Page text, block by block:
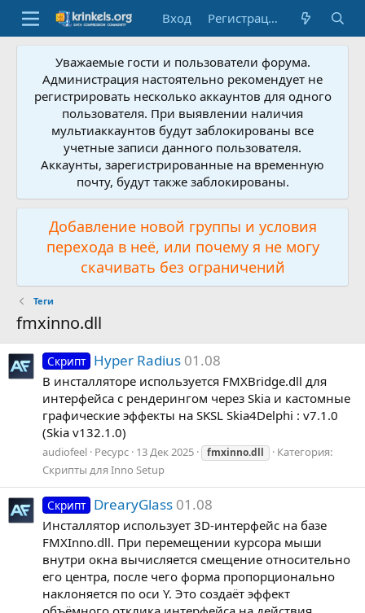
Вход Регистрация
Уважаемые гости и пользователи форума.
Администрация настоятельно рекомендует не
регистрировать несколько аккаунтов для одного
пользователя. При выявлении наличия
мультиаккаунтов будут заблокированы все
учетные записи данного пользователя.
Аккаунты, зарегистрированные на временную
почту, будут также заблокированы.
Добавление новой группы и условия
перехода в неё, или почему я не могу
скачивать без ограничений
Теги
fmxinno.dll
Скрипт Hyper Radius 01.08
В инсталляторе используется FMXBridge.dll для
интерфейса с рендерингом через Skia и кастомные
графические эффекты на SKSL Skia4Delphi : v7.1.0
(Skia v132.1.0)
audiofeel Ресурс 13 Дек 2025 fmxinno.dll
Категория:
Скрипты для Inno Setup
Скрипт DrearyGlass 01.08
Инсталлятор использует 3D-интерфейс на базе
FMXInno.dll. При перемещении курсора мыши
внутри окна вычисляется смещение относительно
его центра, после чего форма пропорционально
наклоняется по оси Y. Это создаёт эффект